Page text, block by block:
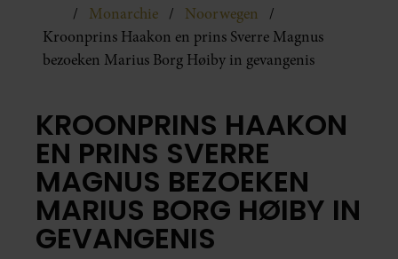
Monarchie
Noorwegen
Kroonprins Haakon en prins Sverre Magnus
bezoeken Marius Borg Høiby in gevangenis
KROONPRINS HAAKON
EN PRINS SVERRE
MAGNUS BEZOEKEN
MARIUS BORG HØIBY IN
GEVANGENIS